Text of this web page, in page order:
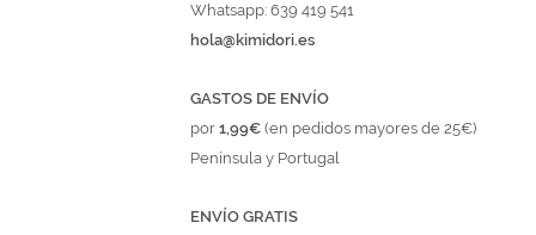
Whatsapp: 639 419 541
hola@kimidori.es
GASTOS DE ENVÍO
por1,99€(en pedidos mayores de 25€)
Península y Portugal
ENVÍO GRATIS